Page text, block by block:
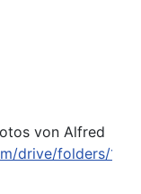
von Alfred
drive/folders/